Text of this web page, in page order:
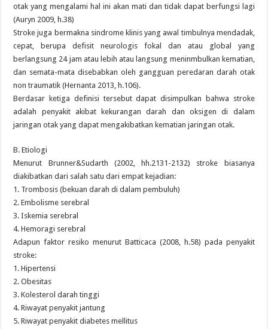
otak yang mengalami hal ini akan mati dan tidak dapat berfungsi lagi
(Auryn 2009, h.38)
Stroke juga bermakna sindrome klinis yang awal timbulnya mendadak,
cepat, berupa defisit neurologis fokal dan atau global yang
berlangsung 24 jam atau lebih atau langsung meninmbulkan kematian,
dan semata-mata disebabkan oleh gangguan peredaran darah otak
non traumatik (Hernanta 2013, h.106).
Berdasar ketiga definisi tersebut dapat disimpulkan bahwa stroke
adalah penyakit akibat kekurangan darah dan oksigen di dalam
jaringan otak yang dapat mengakibatkan kematian jaringan otak.
B. Etiologi
Menurut Brunner&Sudarth (2002, hh.2131-2132) stroke biasanya
diakibatkan dari salah satu dari empat kejadian:
1. Trombosis (bekuan darah di dalam pembuluh)
2. Embolisme serebral
3. Iskemia serebral
4. Hemoragi serebral
Adapun faktor resiko menurut Batticaca (2008, h.58) pada penyakit
stroke:
1. Hipertensi
2. Obesitas
3. Kolesterol darah tinggi
4. Riwayat penyakit jantung
5. Riwayat penyakit diabetes mellitus